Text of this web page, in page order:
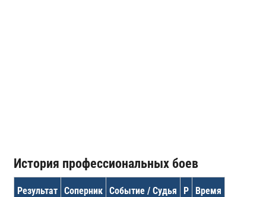
История профессиональных боев
Результат Соперник Событие / Судья Р Время